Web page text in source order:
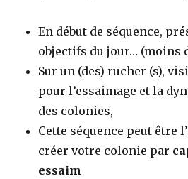
En début de séquence,
objectifs du jour… (moins
Sur un (des) rucher (s),
pour l’essaimage et la
des colonies,
Cette séquence peut être
créer votre colonie par
essaim